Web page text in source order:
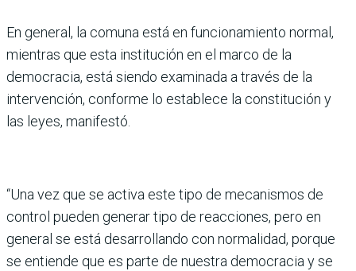
En general, la comuna está en funcionamiento normal,
mientras que esta institución en el marco de la
democracia, está siendo examinada a través de la
intervención, conforme lo establece la constitución y
las leyes, manifestó.
“Una vez que se activa este tipo de mecanismos de
control pueden generar tipo de reacciones, pero en
general se está desarrollando con normalidad, porque
se entiende que es parte de nuestra democracia y se